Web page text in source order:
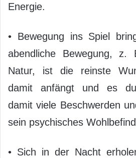
Energie.
• Bewegung ins Spiel
abendliche Bewegung,
Natur, ist die reinste
damit anfängt und es
damit viele Beschwerden
sein psychisches
• Sich in der Nacht